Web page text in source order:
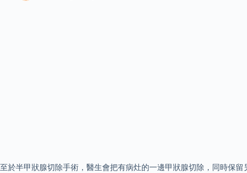
至於半甲狀腺切除手術，醫生會把有病灶的一邊甲狀腺切除，同時保